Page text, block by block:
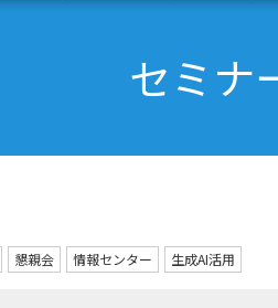
セミナ
懇親会 情報センター 生成AI活用